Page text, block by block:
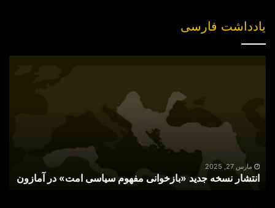
یادداشت فارسی
آمازونمارس 27, 2025
انتشار نسخه جدید «بازخوانی مفهوم سیاسی امت» در آمازون